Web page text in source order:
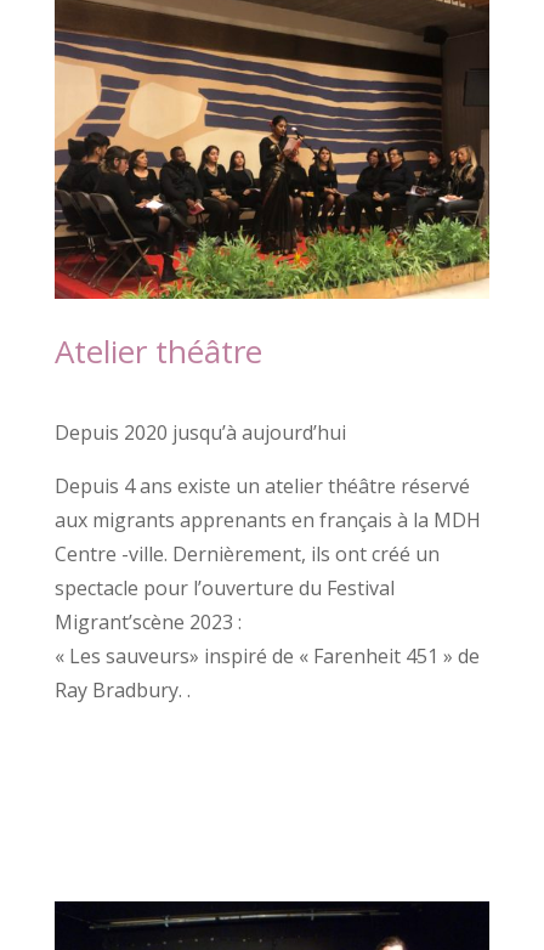
Atelier théâtre
Depuis 2020 jusqu’à aujourd’hui
Depuis 4 ans existe un atelier théâtre réservé
aux migrants apprenants en français à la MDH
Centre -ville. Dernièrement, ils ont créé un
spectacle pour l’ouverture du Festival
Migrant’scène 2023 :
« Les sauveurs» inspiré de « Farenheit 451 » de
Ray Bradbury. .